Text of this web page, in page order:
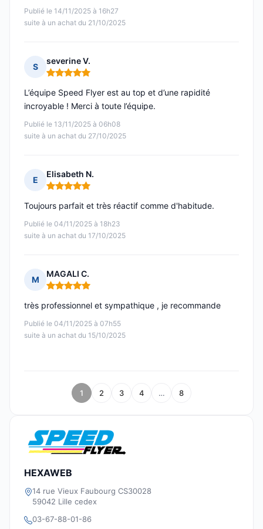
Publié le 14/11/2025 à 16h27
suite à un achat du 21/10/2025
S
severine V.
Note : 5 sur 5
Publié le 13/11/2025 à 06h08
suite à un achat du 27/10/2025
L’équipe Speed Flyer est au top et d’une rapidité
incroyable ! Merci à toute l’équipe.
E
Elisabeth N.
Note : 5 sur 5
Publié le 04/11/2025 à 18h23
suite à un achat du 17/10/2025
Toujours parfait et très réactif comme d'habitude.
M
MAGALI C.
Note : 5 sur 5
Publié le 04/11/2025 à 07h55
suite à un achat du 15/10/2025
très professionnel et sympathique , je recommande
1 2 3 4 … 8
HEXAWEB
14 rue Vieux Faubourg CS30028
59042 Lille cedex
03-67-88-01-86